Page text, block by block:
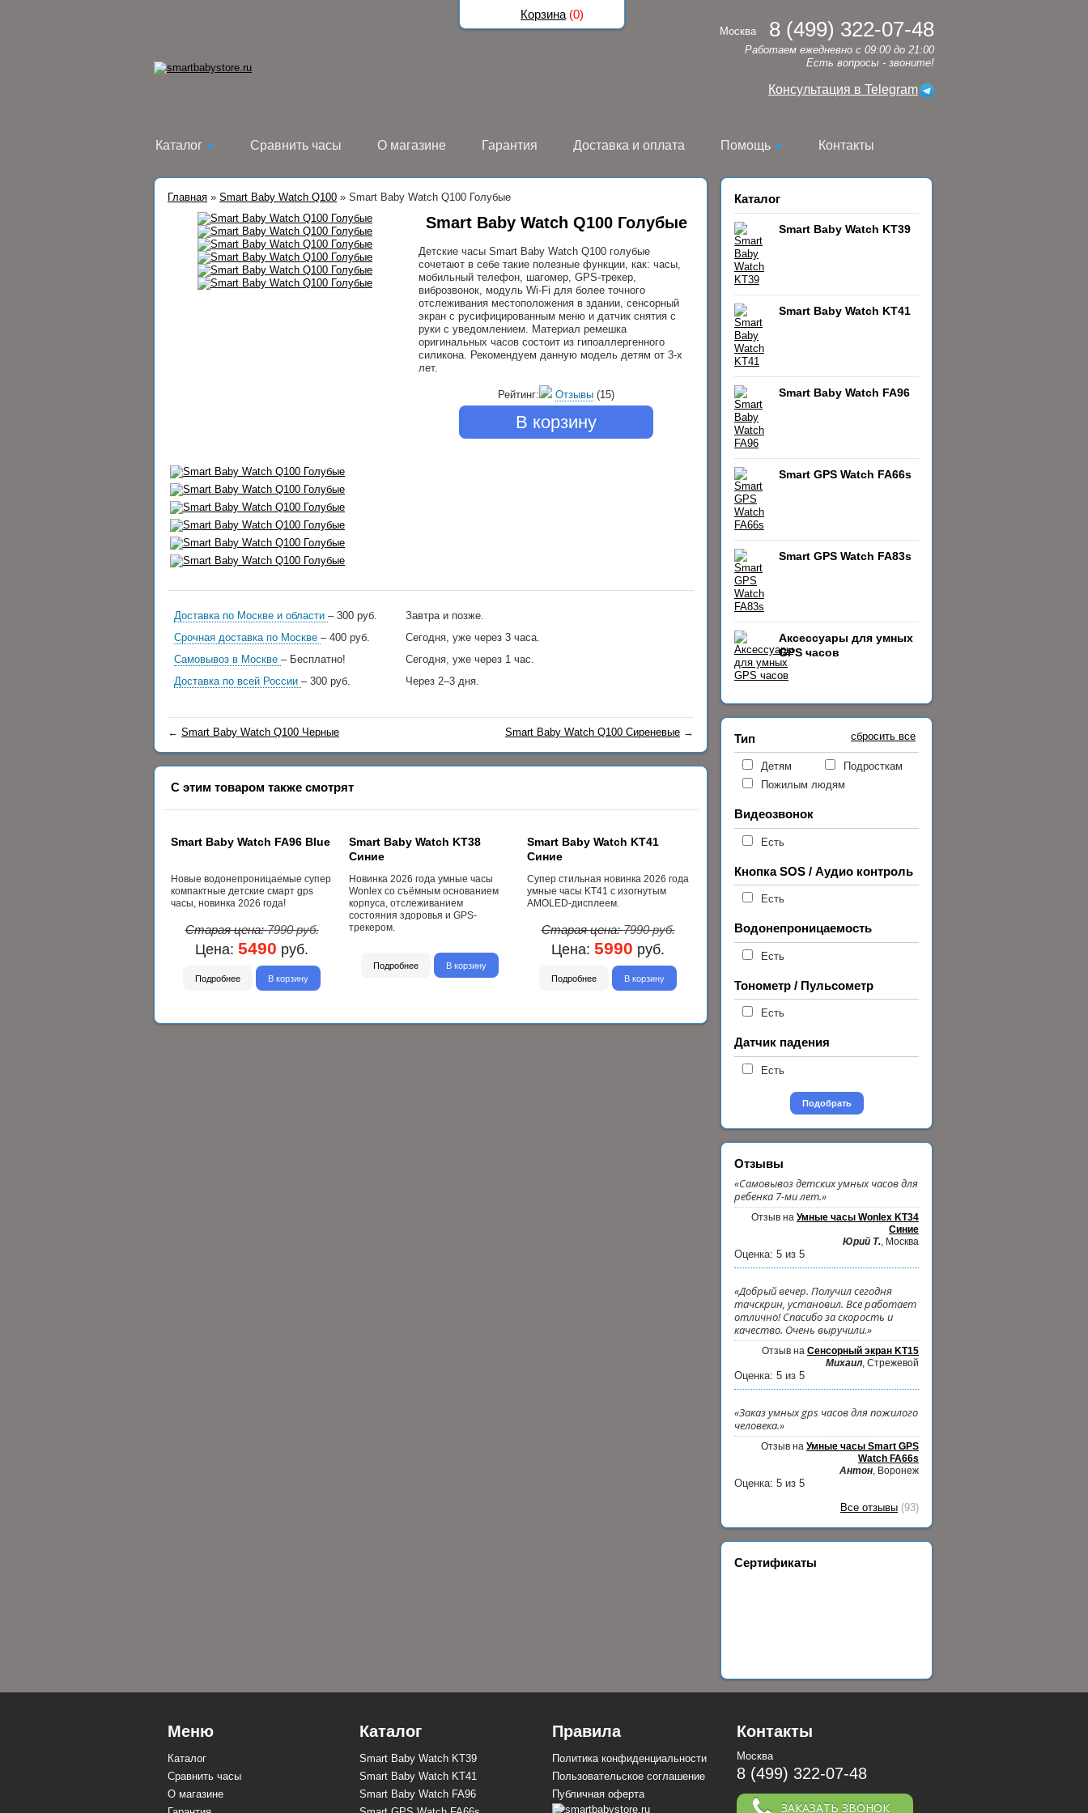
Москва 8 (499) 322-07-48
Работаем ежедневно с 09:00 до 21:00
Есть вопросы - звоните!
Консультация в Telegram
Каталог Сравнить часы О магазине Гарантия Доставка и оплата Помощь Контакты
Главная » Smart Baby Watch Q100 » Smart Baby Watch Q100 Голубые
Smart Baby Watch Q100 Голубые
Детские часы Smart Baby Watch Q100 голубые
сочетают в себе такие полезные функции, как: часы,
мобильный телефон, шагомер, GPS-трекер,
виброзвонок, модуль Wi-Fi для более точного
отслеживания местоположения в здании, сенсорный
экран с русифицированным меню и датчик снятия с
руки с уведомлением. Материал ремешка
оригинальных часов состоит из гипоаллергенного
силикона. Рекомендуем данную модель детям от 3-х
лет.
Рейтинг: Отзывы (15)
В корзину
Доставка по Москве и области – 300 руб.
Завтра и позже.
Срочная доставка по Москве – 400 руб.
Сегодня, уже через 3 часа.
Самовывоз в Москве – Бесплатно!
Сегодня, уже через 1 час.
Доставка по всей России – 300 руб. Через 2–3 дня.
← Smart Baby Watch Q100 Черные Smart Baby Watch Q100 Сиреневые →
С этим товаром также смотрят
Smart Baby Watch FA96 Blue
Новые водонепроницаемые супер
компактные детские смарт gps
часы, новинка 2026 года!
Старая цена:7990 руб.
Цена: 5490 руб.
Подробнее В корзину
Smart Baby Watch KT38
Синие
Новинка 2026 года умные часы
Wonlex со съёмным основанием
корпуса, отслеживанием
состояния здоровья и GPS-
трекером.
Подробнее В корзину
Smart Baby Watch KT41
Синие
Cупер стильная новинка 2026 года
умные часы KT41 с изогнутым
AMOLED-дисплеем.
Старая цена:7990 руб.
Цена: 5990 руб.
Подробнее В корзину
Каталог
Smart Baby Watch KT39
Smart Baby Watch KT41
Smart Baby Watch FA96
Smart GPS Watch FA66s
Smart GPS Watch FA83s
Аксессуары для умных
GPS часов
сбросить все
Тип
Детям
Подросткам
Пожилым людям
Видеозвонок
Есть
Кнопка SOS / Аудио контроль
Есть
Водонепроницаемость
Есть
Тонометр / Пульсометр
Есть
Датчик падения
Есть
Подобрать
Отзывы
«Самовывоз детских умных часов для
ребенка 7-ми лет.»
Отзыв на Умные часы Wonlex KT34
Синие
Юрий Т., Москва
Оценка: 5 из 5
«Добрый вечер. Получил сегодня
тачскрин, установил. Все работает
отлично! Спасибо за скорость и
качество. Очень выручили.»
Отзыв на Сенсорный экран KT15
Михаил, Стрежевой
Оценка: 5 из 5
«Заказ умных gps часов для пожилого
человека.»
Отзыв на Умные часы Smart GPS
Watch FA66s
Антон, Воронеж
Оценка: 5 из 5
Все отзывы (93)
Сертификаты
Меню
Каталог
Сравнить часы
О магазине
Каталог
Smart Baby Watch KT39
Smart Baby Watch KT41
Smart Baby Watch FA96
Правила
Политика конфиденциальности
Пользовательское соглашение
Публичная оферта
Контакты
Москва
8 (499) 322-07-48
ЗАКАЗАТЬ ЗВОНОК
Корзина (0)